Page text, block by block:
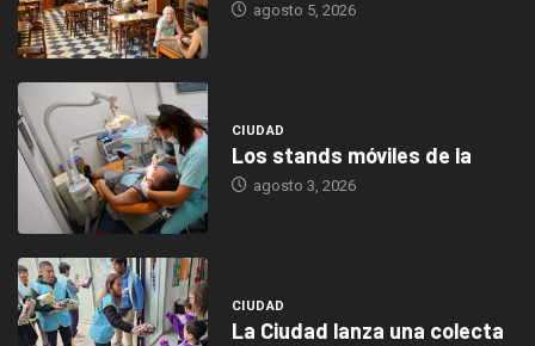
agosto 5, 2026
CIUDAD
Los stands móviles de la
agosto 3, 2026
CIUDAD
La Ciudad lanza una colecta